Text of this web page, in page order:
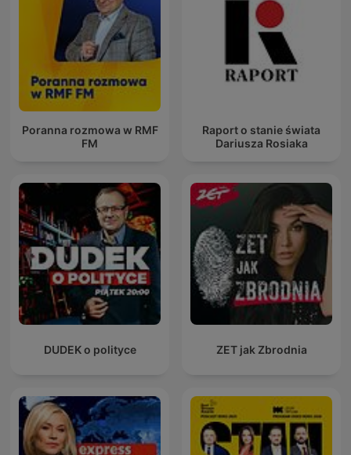
Poranna rozmowa w RMF
FM
Raport o stanie świata
Dariusza Rosiaka
DUDEK o polityce ZET jak Zbrodnia